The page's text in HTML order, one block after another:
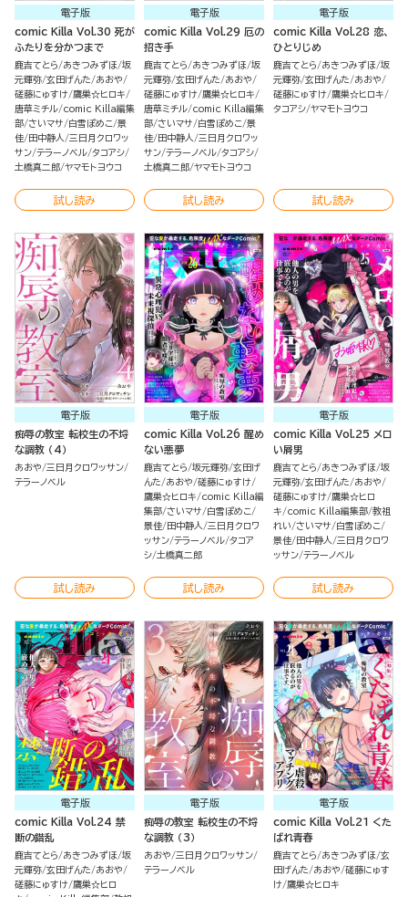
電子版
comic Killa Vol.30 死が
ふたりを分かつまで
鹿吉てとら あきつみずほ 坂
元輝弥 玄田げんた
あおや
磋藤にゅすけ 鷹巣☆ヒロキ
唐草ミチル comic Killa編集
部 さいマサ 白雪ぽめこ 景
佳 田中静人 三日月クロワッ
サン テラーノベル タコアシ
土橋真二郎 ヤマモトヨウコ
試し読み
電子版
comic Killa Vol.29 厄の
招き手
鹿吉てとら あきつみずほ 坂
元輝弥 玄田げんた
あおや
磋藤にゅすけ 鷹巣☆ヒロキ
唐草ミチル comic Killa編集
部 さいマサ 白雪ぽめこ 景
佳 田中静人 三日月クロワッ
サン テラーノベル タコアシ
土橋真二郎 ヤマモトヨウコ
試し読み
電子版
comic Killa Vol.28 恋、
ひとりじめ
鹿吉てとら あきつみずほ 坂
元輝弥 玄田げんた
あおや
磋藤にゅすけ 鷹巣☆ヒロキ
タコアシ ヤマモトヨウコ
試し読み
電子版
痴辱の教室 転校生の不埒
な調教 （4）
あおや 三日月クロワッサン
テラーノベル
試し読み
電子版
comic Killa Vol.26 醒め
ない悪夢
鹿吉てとら 坂元輝弥 玄田げ
んた
あおや 磋藤にゅすけ
鷹巣☆ヒロキ
comic Killa編
集部 さいマサ
白雪ぽめこ
景佳 田中静人 三日月クロワ
ッサン テラーノベル タコア
シ 土橋真二郎
試し読み
電子版
comic Killa Vol.25 メロ
い屑男
鹿吉てとら あきつみずほ 坂
元輝弥 玄田げんた
あおや
磋藤にゅすけ 鷹巣☆ヒロ
キ
comic Killa編集部 教祖
れい さいマサ
白雪ぽめこ
景佳 田中静人 三日月クロワ
ッサン テラーノベル
試し読み
電子版
comic Killa Vol.24 禁
断の錯乱
鹿吉てとら あきつみずほ 坂
元輝弥 玄田げんた
あおや
磋藤にゅすけ 鷹巣☆ヒロ
電子版
痴辱の教室 転校生の不埒
な調教 （3）
あおや 三日月クロワッサン
テラーノベル
電子版
comic Killa Vol.21 くた
ばれ青春
鹿吉てとら あきつみずほ 玄
田げんた
あおや 磋藤にゅす
け 鷹巣☆ヒロキ